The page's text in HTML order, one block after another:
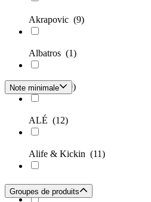
Akrapovic (9)
Albatros (1)
ALBEE(9)
ALÉ (12)
Alife & Kickin (11)
Alpine Pro(6)
Note minimale
Groupes de produits